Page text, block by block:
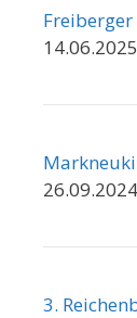
14.06.2025
3.